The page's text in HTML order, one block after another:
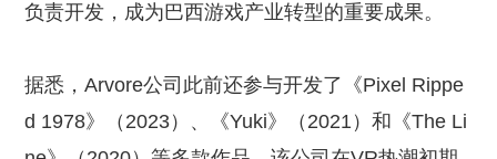
负责开发，成为巴西游戏产业转型的重要成果。
据悉，Arvore公司此前还参与开发了《Pixel Rippe
d 1978》（2023）、《Yuki》（2021）和《The Li